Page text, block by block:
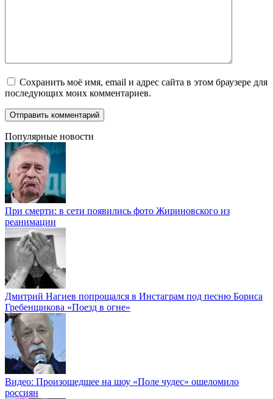
Сохранить моё имя, email и адрес сайта в этом браузере для
последующих моих комментариев.
Популярные новости
При смерти: в сети появились фото Жириновского из
реанимации
Дмитрий Нагиев попрощался в Инстаграм под песню Бориса
Гребенщикова «Поезд в огне»
Видео: Произошедшее на шоу «Поле чудес» ошеломило
россиян